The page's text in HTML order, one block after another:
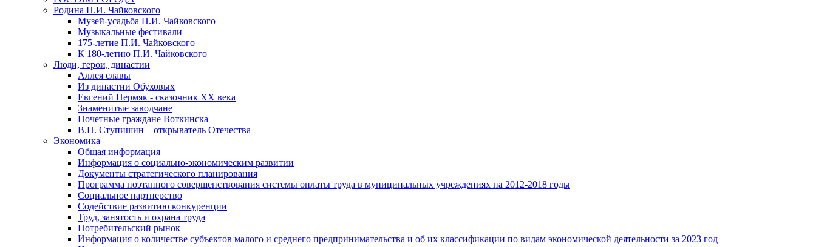
Родина П.И. Чайковского
Музей-усадьба П.И. Чайковского
Музыкальные фестивали
175-летие П.И. Чайковского
К 180-летию П.И. Чайковского
Люди, герои, династии
Аллея славы
Из династии Обуховых
Евгений Пермяк - сказочник XX века
Знаменитые заводчане
Почетные граждане Воткинска
В.Н. Ступишин – открыватель Отечества
Экономика
Общая информация
Информация о социально-экономическим развитии
Документы стратегического планирования
Программа поэтапного совершенствования системы оплаты труда в муниципальных учреждениях на 2012-2018 годы
Социальное партнерство
Содействие развитию конкуренции
Труд, занятость и охрана труда
Потребительский рынок
Информация о количестве субъектов малого и среднего предпринимательства и об их классификации по видам экономической деятельности за 2023 год